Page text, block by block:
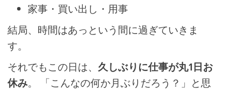
家事・買い出し・用事
結局、時間はあっという間に過ぎていきま
す。
それでもこの日は、 久しぶりに仕事が丸1日お
休み。 「こんなの何か月ぶりだろう？」と思